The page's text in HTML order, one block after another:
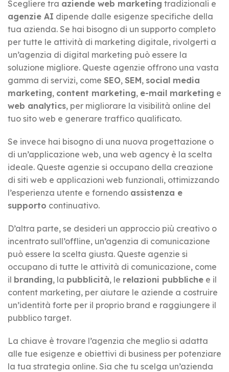
Scegliere tra aziende web marketing tradizionali e
agenzie AI dipende dalle esigenze specifiche della
tua azienda. Se hai bisogno di un supporto completo
per tutte le attività di marketing digitale, rivolgerti a
un’agenzia di digital marketing può essere la
soluzione migliore. Queste agenzie offrono una vasta
gamma di servizi, come SEO, SEM, social media
marketing, content marketing, e-mail marketing e
web analytics, per migliorare la visibilità online del
tuo sito web e generare traffico qualificato.
Se invece hai bisogno di una nuova progettazione o
di un’applicazione web, una web agency è la scelta
ideale. Queste agenzie si occupano della creazione
di siti web e applicazioni web funzionali, ottimizzando
l’esperienza utente e fornendo assistenza e
supporto continuativo.
D’altra parte, se desideri un approccio più creativo o
incentrato sull’offline, un’agenzia di comunicazione
può essere la scelta giusta. Queste agenzie si
occupano di tutte le attività di comunicazione, come
il branding, la pubblicità, le relazioni pubbliche e il
content marketing, per aiutare le aziende a costruire
un’identità forte per il proprio brand e raggiungere il
pubblico target.
La chiave è trovare l’agenzia che meglio si adatta
alle tue esigenze e obiettivi di business per potenziare
la tua strategia online. Sia che tu scelga un’azienda